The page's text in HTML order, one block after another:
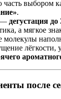
часть выбором
.
— дегустация
а мягкое
молекулы
лёгкости,
после